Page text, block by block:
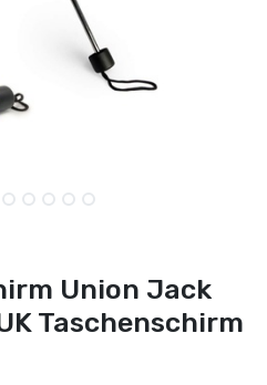
Union Jack
Taschenschirm